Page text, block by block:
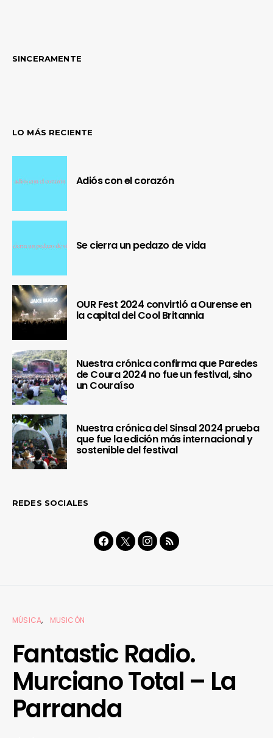
SINCERAMENTE
LO MÁS RECIENTE
Adiós con el corazón
Se cierra un pedazo de vida
OUR Fest 2024 convirtió a Ourense en
la capital del Cool Britannia
Nuestra crónica confirma que Paredes
de Coura 2024 no fue un festival, sino
un Couraíso
Nuestra crónica del Sinsal 2024 prueba
que fue la edición más internacional y
sostenible del festival
REDES SOCIALES
MÚSICA MUSICÓN
Fantastic Radio.
Murciano Total – La
Parranda